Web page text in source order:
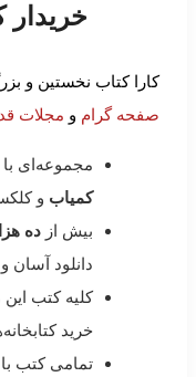
کارا کتاب نخستین و
صفحه گرام و مجلات
مجموعه‌ای با
کمیاب و
بیش از ده
دانلود آسان
کلیه کتب
خرید
تمامی کتب